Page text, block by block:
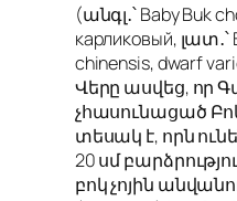
(անգլ․՝ Baby Buk
карликовый, լատ․՝
chinensis, dwarf
Վերը ասվեց, որ
չհասունացած
տեսակ է, որն
20 սմ
բոկ չոյին